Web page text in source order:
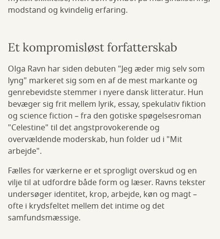
modstand og kvindelig erfaring.
Et kompromisløst forfatterskab
Olga Ravn har siden debuten "Jeg æder mig selv som
lyng" markeret sig som en af de mest markante og
genrebevidste stemmer i nyere dansk litteratur. Hun
bevæger sig frit mellem lyrik, essay, spekulativ fiktion
og science fiction – fra den gotiske spøgelsesroman
"Celestine" til det angstprovokerende og
overvældende moderskab, hun folder ud i "Mit
arbejde".
Fælles for værkerne er et sprogligt overskud og en
vilje til at udfordre både form og læser. Ravns tekster
undersøger identitet, krop, arbejde, køn og magt –
ofte i krydsfeltet mellem det intime og det
samfundsmæssige.